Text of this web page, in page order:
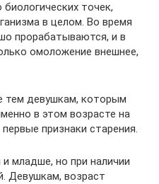
точек,
в целом. Во время
прорабатываются, и в
омоложение внешнее,
тем девушкам, которым
в этом возрасте на
признаки старения.
младше, но при наличии
Девушкам, возраст